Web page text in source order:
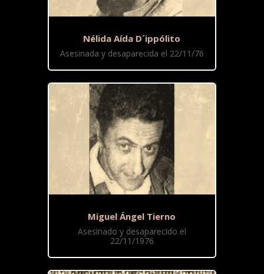
Nélida Aída D´ippólito
Asesinada y desaparecida el 22/11/76
Miguel Ángel Tierno
Asesinado y desaparecido el
22/11/1976